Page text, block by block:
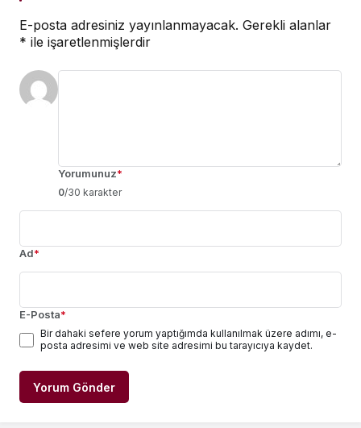
E-posta adresiniz yayınlanmayacak. Gerekli alanlar
* ile işaretlenmişlerdir
Yorumunuz*
0/30 karakter
Ad*
E-Posta*
Bir dahaki sefere yorum yaptığımda kullanılmak üzere adımı, e-
posta adresimi ve web site adresimi bu tarayıcıya kaydet.
Yorum Gönder